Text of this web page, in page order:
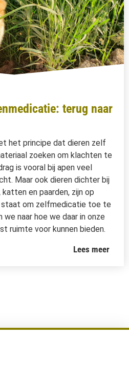
terug naar
het principe dat dieren zelf
zoeken om klachten te
is vooral bij apen veel
Maar ook dieren dichter bij
katten en paarden, zijn op
staat om zelfmedicatie toe te
naar hoe we daar in onze
ruimte voor kunnen bieden.
Lees meer